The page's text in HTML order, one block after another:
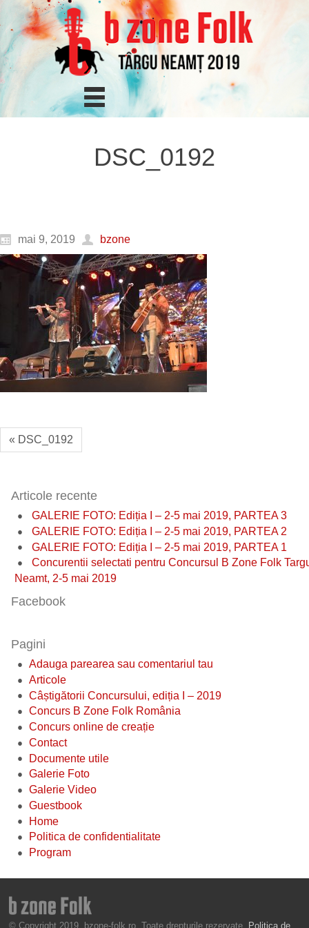
DSC_0192
mai 9, 2019 bzone
« DSC_0192
Articole recente
GALERIE FOTO: Ediția I – 2-5 mai 2019, PARTEA 3
GALERIE FOTO: Ediția I – 2-5 mai 2019, PARTEA 2
GALERIE FOTO: Ediția I – 2-5 mai 2019, PARTEA 1
Concurentii selectati pentru Concursul B Zone Folk
Neamt, 2-5 mai 2019
Facebook
Pagini
Adauga parearea sau comentariul tau
Articole
Câștigătorii Concursului, ediția I – 2019
Concurs B Zone Folk România
Concurs online de creație
Contact
Documente utile
Galerie Foto
Galerie Video
Guestbook
Home
Politica de confidentialitate
Program
© Copyright 2019, bzone-folk.ro. Toate drepturile rezervate. Politica de